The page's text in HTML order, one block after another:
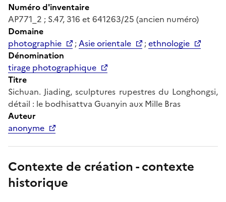
Numéro d'inventaire
AP771_2 ; S.47, 316 et 641263/25 (ancien numéro)
Domaine
photographie
;Asie orientale ;ethnologie
Dénomination
tirage photographique
Titre
Sichuan. Jiading, sculptures rupestres du Longhongsi,
détail : le bodhisattva Guanyin aux Mille Bras
Auteur
anonyme
Contexte de création - contexte
historique